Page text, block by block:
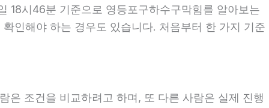
18시46분 기준으로 영등포구하수구막힘를 알아보는
인해야 하는 경우도 있습니다. 처음부터 한 가지 기준
은 조건을 비교하려고 하며, 또 다른 사람은 실제 진행